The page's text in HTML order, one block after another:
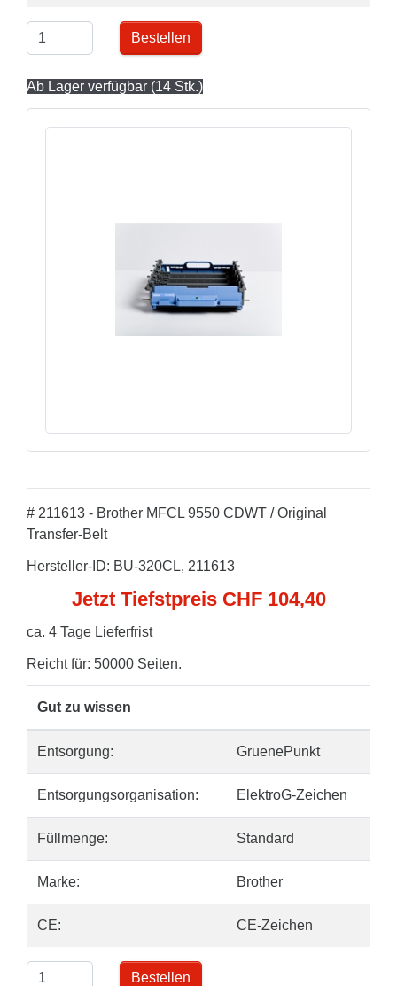
Bestellen
Ab Lager verfügbar (14 Stk.)
# 211613 - Brother MFCL 9550 CDWT / Original
Transfer-Belt
Hersteller-ID: BU-320CL, 211613
Jetzt Tiefstpreis CHF 104,40
ca. 4 Tage Lieferfrist
Reicht für: 50000 Seiten.
Gut zu wissen
Entsorgung: GruenePunkt
Entsorgungsorganisation: ElektroG-Zeichen
Füllmenge: Standard
Marke: Brother
CE: CE-Zeichen
Bestellen